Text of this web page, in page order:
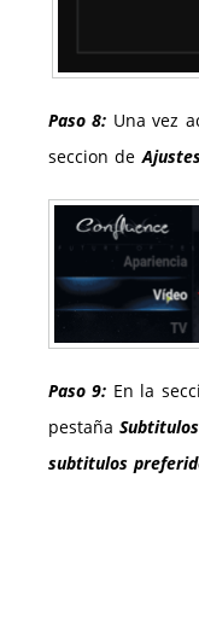
Paso 8: Una vez
seccion de
Paso 9: En la
pestañaSubtitulos
subtitulos